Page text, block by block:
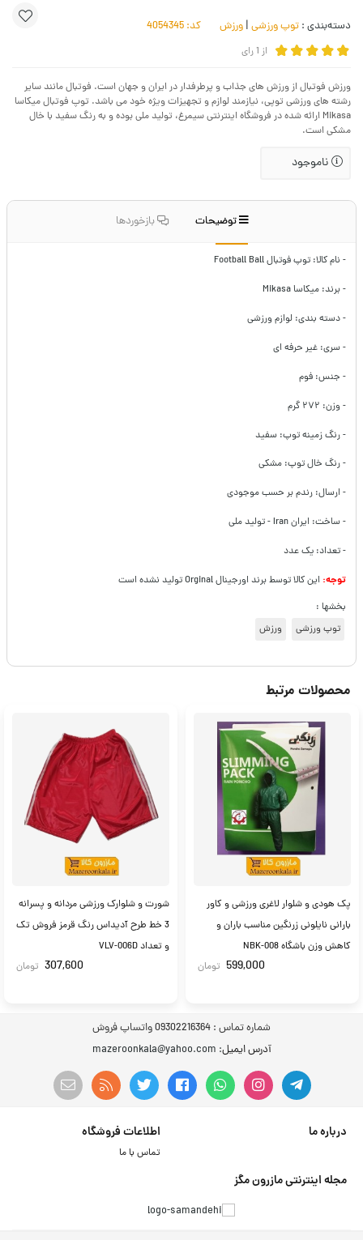
دسته‌بندی : توپ ورزشی | ورزش کد:
از 1رای
ورزش فوتبال از ورزش های جذاب و پرطرفدار در ایران و جهان است. فوتبال مانند سایر
رشته های ورزشی توپی، نیازمند لوازم و تجهیزات ویژه خود می باشد. توپ فوتبال میکاسا
Mikasa ارائه شده در فروشگاه اینترنتی سیمرغ، تولید ملی بوده و به رنگ سفید با خال
مشکی است.
ناموجود
توضیحات بازخوردها
- نام کالا: توپ فوتبال Football Ball
- برند: میکاسا Mikasa
- دسته بندی: لوازم ورزشی
- سری: غیر حرفه ای
- جنس: فوم
- وزن: ۲۷۲ گرم
- رنگ زمینه توپ: سفید
- رنگ خال توپ: مشکی
- ارسال: رندم بر حسب موجودی
- ساخت: ایران Iran - تولید ملی
- تعداد: یک عدد
توجه: این کالا توسط برند اورجینال Orginal تولید نشده است
بخشها :
توپ ورزشی
ورزش
محصولات مرتبط
پک هودی و شلوار لاغری ورزشی و کاور
بارانی نایلونی زرنگین مناسب باران و
کاهش وزن باشگاه NBK-008
599,000 تومان
شورت و شلوارک ورزشی مردانه و پسرانه
3 خط طرح آدیداس رنگ قرمز فروش تک
و تعداد VLV-006D
307,600 تومان
شماره تماس : 09302216364 واتساپ فروش
آدرس ایمیل: mazeroonkala@yahoo.com
درباره ما اطلاعات فروشگاه
تماس با ما
مجله اینترنتی مازرون مگز